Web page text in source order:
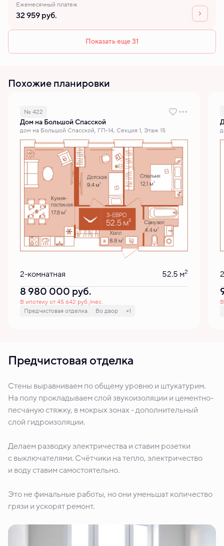
Ежемесячный платеж
32 959 руб.
Показать еще 31
Похожие планировки
№ 422
Дом на Большой Спасской
дом на Большой Спасской, ГП-14, Секция 1, Этаж 15
2-комнатная 52.5 м2
8 980 000 руб.
В ипотеку от 45 642 руб./мес.
Предчистовая отделка
Во двор +1
Предчистовая отделка
Стены выравниваем по общему уровню и штукатурим.
На полу прокладываем слой звукоизоляции и цементно-
песчаную стяжку, в мокрых зонах - дополнительный
слой гидроизоляции.
Делаем разводку электричества и ставим розетки
с выключателями. Счётчики на тепло, электричество
и воду ставим самостоятельно.
Это не финальные работы, но они уменьшат количество
грязи и ускорят ремонт.